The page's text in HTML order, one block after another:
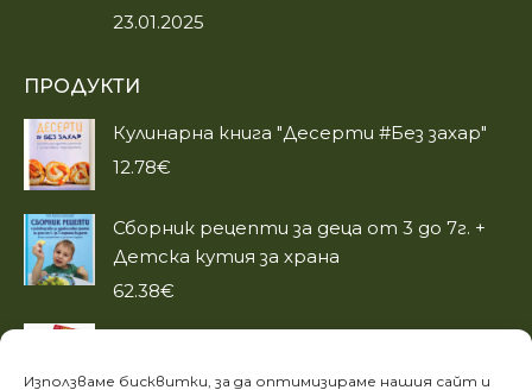
Използваме бисквитки, за да оптимизираме нашия сайт и
23.01.2025
ПРОДУКТИ
Кулинарна книга "Десерти #Без захар"
12.78€
Сборник рецепти за деца от 3 до 7г. +
Детска кутия за храна
62.38€
Детски карти за игра "Аз уча